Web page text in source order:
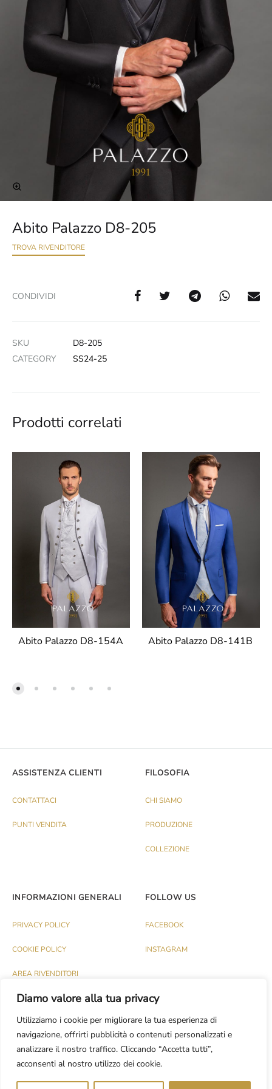
Diamo valore alla tua privacy
Utilizziamo i cookie per migliorare la tua esperienza di
navigazione, offrirti pubblicità o contenuti personalizzati e
analizzare il nostro traffico. Cliccando “Accetta tutti”,
acconsenti al nostro utilizzo dei cookie.
Abito Palazzo D8-205
TROVA RIVENDITORE
CONDIVIDI
SKU
D8-205
CATEGORY
SS24-25
Prodotti correlati
Abito Palazzo D8-154A Abito Palazzo D8-141B
ASSISTENZA CLIENTI
CONTATTACI
PUNTI VENDITA
FILOSOFIA
CHI SIAMO
PRODUZIONE
COLLEZIONE
INFORMAZIONI GENERALI
PRIVACY POLICY
COOKIE POLICY
AREA RIVENDITORI
FOLLOW US
FACEBOOK
INSTAGRAM
© PALAZZO 1991 S.R.L. - P.IVA IT03174120737
Dev.CASH DESIGN STUDIO